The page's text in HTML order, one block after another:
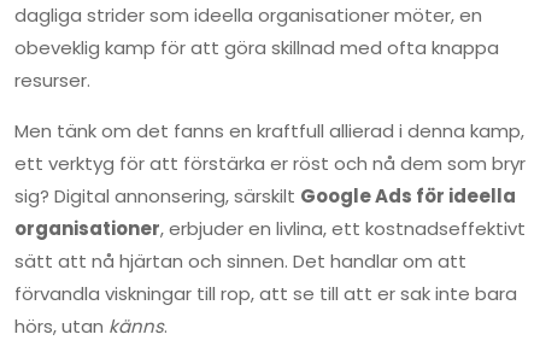
dagliga strider som ideella organisationer möter, en
obeveklig kamp för att göra skillnad med ofta knappa
resurser.
Men tänk om det fanns en kraftfull allierad i denna kamp,
ett verktyg för att förstärka er röst och nå dem som bryr
sig? Digital annonsering, särskilt Google Ads för ideella
organisationer, erbjuder en livlina, ett kostnadseffektivt
sätt att nå hjärtan och sinnen. Det handlar om att
förvandla viskningar till rop, att se till att er sak inte bara
hörs, utan känns.